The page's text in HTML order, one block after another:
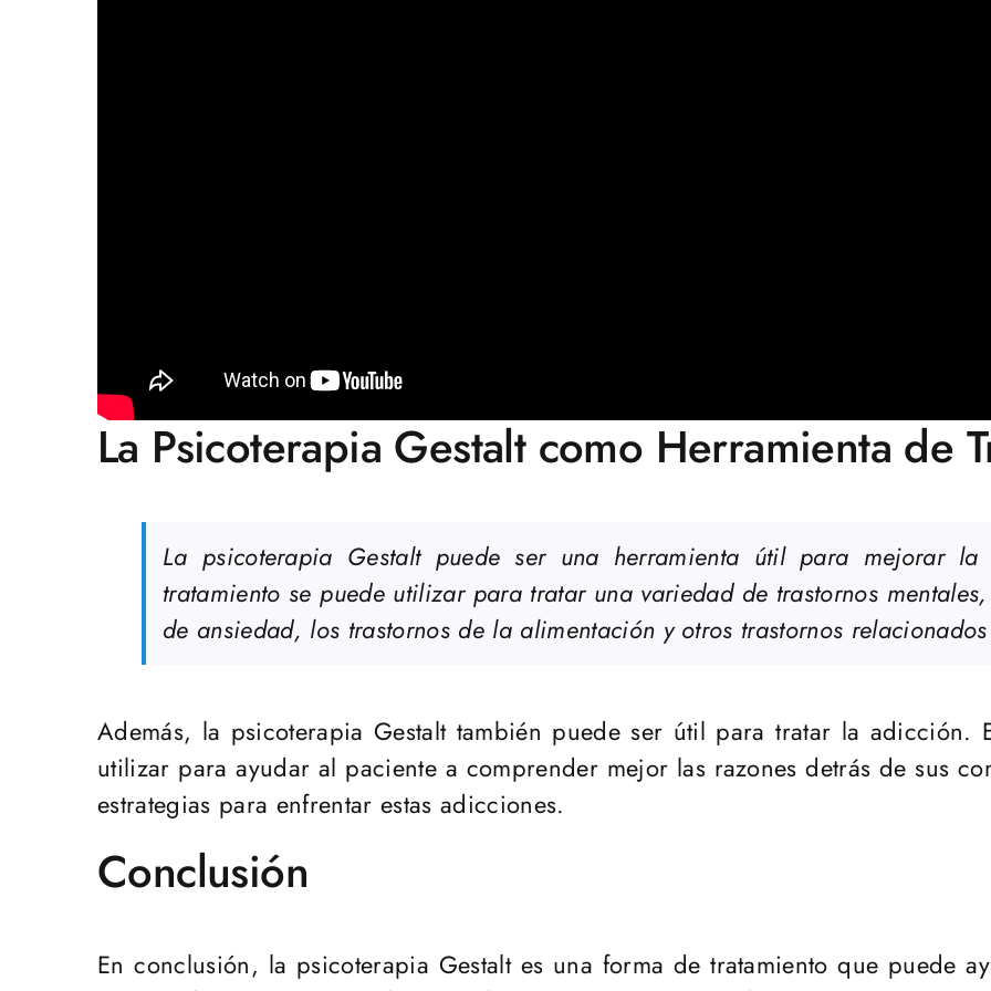
La Psicoterapia Gestalt como Herramienta de
La psicoterapia Gestalt puede ser una herramienta útil para mejorar
tratamiento se puede utilizar para tratar una variedad de trastornos
de ansiedad, los trastornos de la alimentación y otros trastornos
Además, la psicoterapia Gestalt también puede ser útil para tratar la adicción.
utilizar para ayudar al paciente a comprender mejor las razones detrás de sus
estrategias para enfrentar estas adicciones.
Conclusión
En conclusión, la psicoterapia Gestalt es una forma de tratamiento que puede